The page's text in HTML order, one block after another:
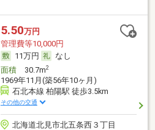
5.50万円
管理費等10,000円
11万円
なし
面積30.7m2
1969年11月(築56年10ヶ月)
石北本線 柏陽駅 徒歩3.5km
その他の交通
北海道北見市北五条西３丁目